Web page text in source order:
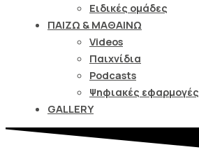
Ειδικές ομάδες
ΠΑΙΖΩ & ΜΑΘΑΙΝΩ
Videos
Παιχνίδια
Podcasts
Ψηφιακές εφαρμογές
GALLERY